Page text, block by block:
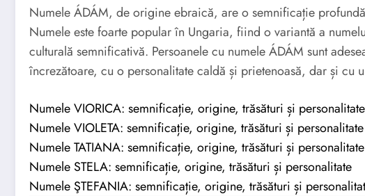
Numele ÁDÁM, de origine ebraică, are o semnificație
Numele este foarte popular în Ungaria, fiind o variantă a
culturală semnificativă. Persoanele cu numele ÁDÁM sunt
încrezătoare, cu o personalitate caldă și prietenoasă, dar și cu
Numele VIORICA: semnificație, origine, trăsături și personalitate
Numele VIOLETA: semnificație, origine, trăsături și personalitate
Numele TATIANA: semnificație, origine, trăsături și personalitate
Numele STELA: semnificație, origine, trăsături și personalitate
Numele ŞTEFANIA: semnificație, origine, trăsături și